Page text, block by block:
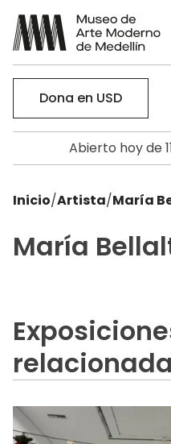
Dona en USD
Abierto hoy de
Inicio/Artista/María
María